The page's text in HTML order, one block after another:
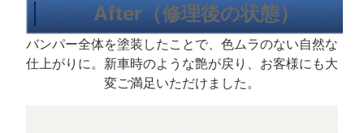
After（修理後の状態）
バンパー全体を塗装したことで、色ムラのない自然な
仕上がりに。新車時のような艶が戻り、お客様にも大
変ご満足いただけました。